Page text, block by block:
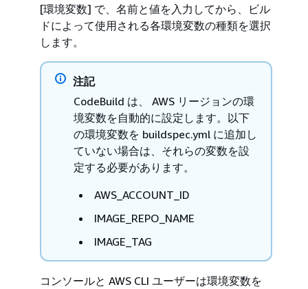
[環境変数] で、名前と値を入力してから、ビル
ドによって使用される各環境変数の種類を選択
します。
注記
CodeBuild は、 AWS リージョンの環
境変数を自動的に設定します。以下
の環境変数を buildspec.yml に追加し
ていない場合は、それらの変数を設
定する必要があります。
AWS_ACCOUNT_ID
IMAGE_REPO_NAME
IMAGE_TAG
コンソールと AWS CLI ユーザーは環境変数を